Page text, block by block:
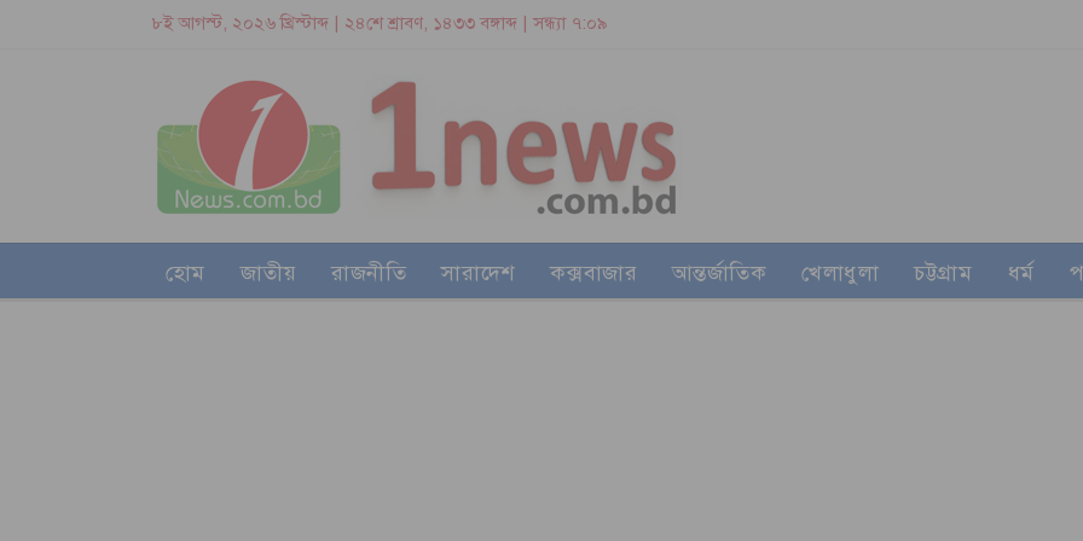
৮ই আগস্ট, ২০২৬ খ্রিস্টাব্দ | ২৪শে শ্রাবণ, ১৪৩৩ বঙ্গাব্দ | সন্ধ্যা ৭:০৯
হোম জাতীয় রাজনীতি সারাদেশ কক্সবাজার আন্তর্জাতিক খেলাধুলা চট্টগ্রাম ধর্ম